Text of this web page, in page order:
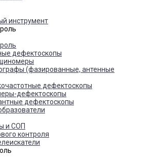
инструмент
дефектоскопы
(фазированные, антенные
дефектоскопы
дефектоскопы
дефектоскопы
и СОП
контроля